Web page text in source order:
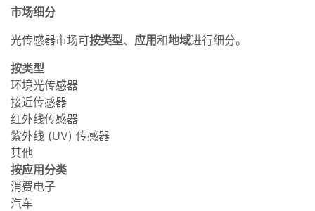
市场细分
光传感器市场可按类型、 应用和地域进行细分。
按类型
环境光传感器
接近传感器
红外线传感器
紫外线 (UV) 传感器
其他
按应用分类
消费电子
汽车